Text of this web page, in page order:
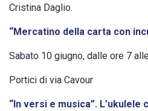
Cristina Daglio.
“Mercatino della carta con
Sabato 10 giugno, dalle ore 7
Portici di via Cavour
“In versi e musica”. L’ukulele